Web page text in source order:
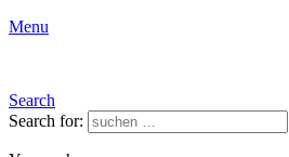
Menu
Search
Search for: